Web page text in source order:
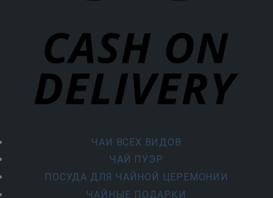
ЧАИ ВСЕХ ВИДОВ
ЧАЙ ПУЭР
ПОСУДА ДЛЯ ЧАЙНОЙ ЦЕРЕМОНИИ
ЧАЙНЫЕ ПОДАРКИ